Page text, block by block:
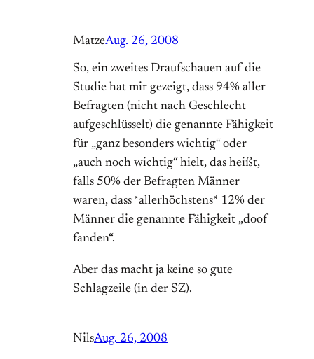
MatzeAug. 26, 2008
So, ein zweites Draufschauen auf die
Studie hat mir gezeigt, dass 94% aller
Befragten (nicht nach Geschlecht
aufgeschlüsselt) die genannte Fähigkeit
für „ganz besonders wichtig“ oder
„auch noch wichtig“ hielt, das heißt,
falls 50% der Befragten Männer
waren, dass *allerhöchstens* 12% der
Männer die genannte Fähigkeit „doof
fanden“.
Aber das macht ja keine so gute
Schlagzeile (in der SZ).
NilsAug. 26, 2008